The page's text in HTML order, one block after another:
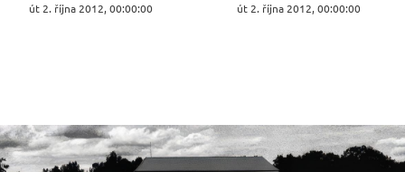
út 2. října 2012, 00:00:00
út 2. října 2012, 00:00:00